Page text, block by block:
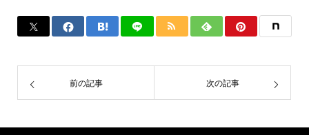
前の記事 次の記事